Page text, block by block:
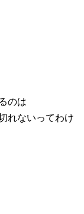
のは
れないってわけ